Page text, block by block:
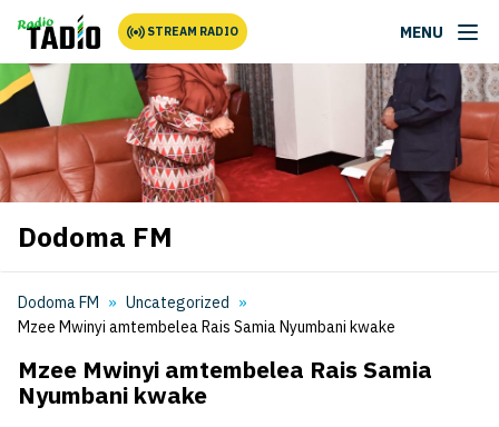
STREAM RADIO MENU
Dodoma FM
Dodoma FM
Uncategorized
Mzee Mwinyi amtembelea Rais Samia Nyumbani kwake
Mzee Mwinyi amtembelea Rais Samia
Nyumbani kwake